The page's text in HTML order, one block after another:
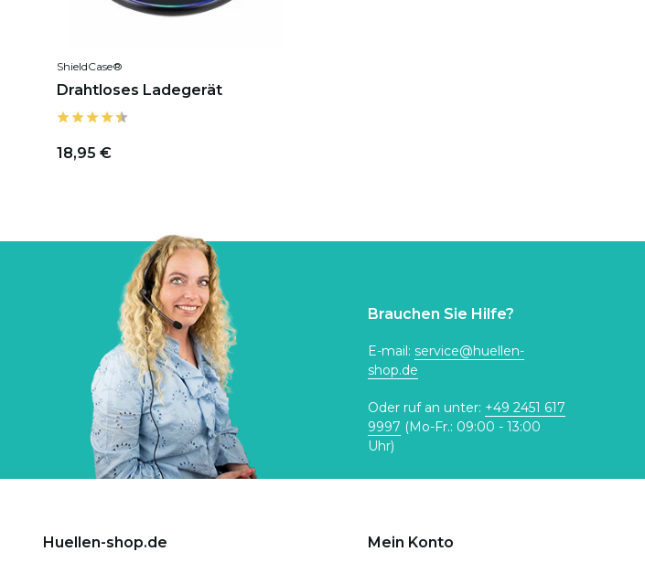
ShieldCase®
Drahtloses Ladegerät
18,95 €
Brauchen Sie Hilfe?
E-mail: service@huellen-
shop.de
Oder ruf an unter: +49 2451 617
9997 (Mo-Fr.: 09:00 - 13:00
Uhr)
Huellen-shop.de Mein Konto